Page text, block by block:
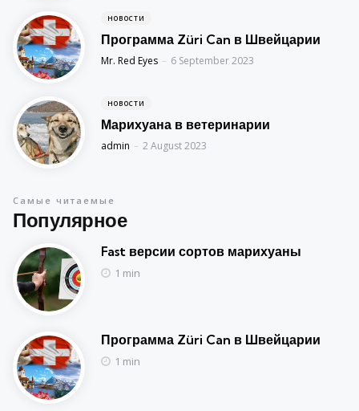
НОВОСТИ
Программа Züri Can в Швейцарии
Posted
Mr. Red Eyes 6 September 2023
НОВОСТИ
Марихуана в ветеринарии
Posted
admin 2 August 2023
Популярное
Самые читаемые
Fast версии сортов марихуаны
1 min
Программа Züri Can в Швейцарии
1 min